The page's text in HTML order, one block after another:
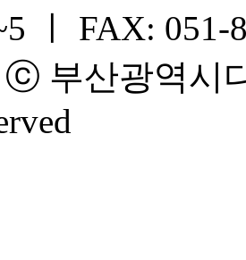
ㅣ FAX: 051-
ⓒ 부산광역시